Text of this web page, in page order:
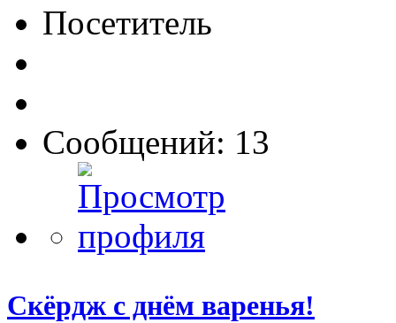
Посетитель
Сообщений: 13
Скёрдж с днём варенья!